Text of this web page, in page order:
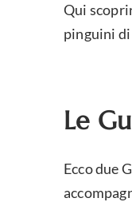
Qui
pinguini di
Le
Ecco due